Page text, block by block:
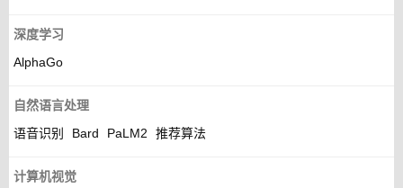
深度学习
AlphaGo
自然语言处理
语音识别
Bard PaLM2 推荐算法
计算机视觉